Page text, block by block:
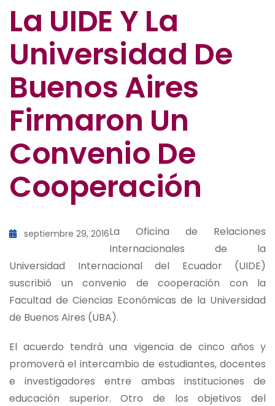
La UIDE Y La
Universidad De
Buenos Aires
Firmaron Un
Convenio De
Cooperación
septiembre 29, 2016La Oficina de Relaciones
Internacionales de la
Universidad Internacional del Ecuador (UIDE)
suscribió un convenio de cooperación con la
Facultad de Ciencias Económicas de la Universidad
de Buenos Aires (UBA).
El acuerdo tendrá una vigencia de cinco años y
promoverá el intercambio de estudiantes, docentes
e investigadores entre ambas instituciones de
educación superior. Otro de los objetivos del